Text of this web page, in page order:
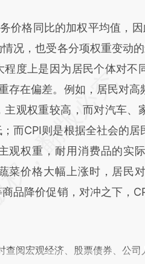
格同比的加权平均值，因
况，也受各分项权重变动
度上是因为居民个体对不
存在偏差。例如，居民对高
观权重较高，而对汽车、
而CPI则是根据全社会的居
观权重，耐用消费品的实
菜价格大幅上涨时，居民
品降价促销，对冲之下，
查阅宏观经济、股票债券、公司